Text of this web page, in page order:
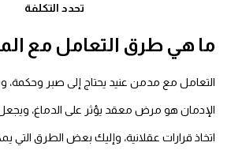
تحدد التكلفة
ما هي طرق التعامل مع
التعامل مع مدمن عنيد يحتاج إلى صبر
الإدمان هو مرض معقد يؤثر على الدماغ،
اتخاذ قرارات عقلانية، وإليك بعض الطرق التي